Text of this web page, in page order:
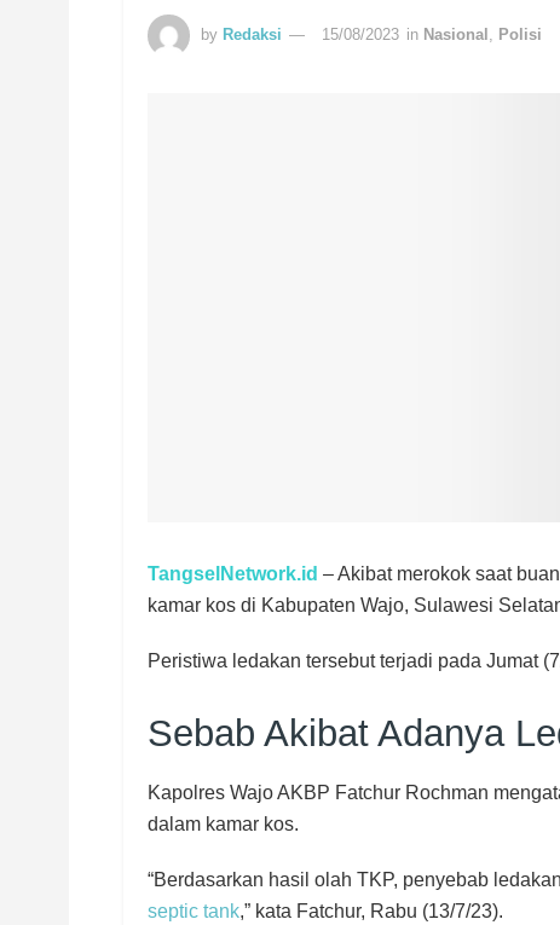
by Redaksi 15/08/2023 in Nasional Polisi
TangselNetwork.id – Akibat merokok saat
kamar kos di Kabupaten Wajo, Sulawesi
Peristiwa ledakan tersebut terjadi pada Jumat
Sebab Akibat Adanya
Kapolres Wajo AKBP Fatchur Rochman
dalam kamar kos.
“Berdasarkan hasil olah TKP, penyebab
septic tank,” kata Fatchur, Rabu (13/7/23).